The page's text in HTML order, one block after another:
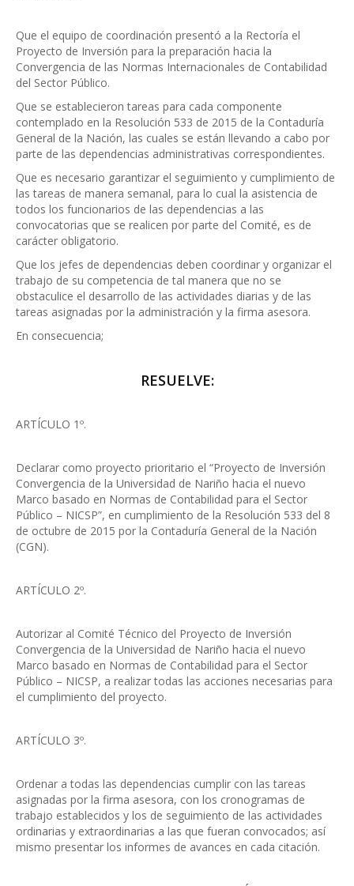
Que el equipo de coordinación presentó a la Rectoría el
Proyecto de Inversión para la preparación hacia la
Convergencia de las Normas Internacionales de Contabilidad
del Sector Público.
Que se establecieron tareas para cada componente
contemplado en la Resolución 533 de 2015 de la Contaduría
General de la Nación, las cuales se están llevando a cabo por
parte de las dependencias administrativas correspondientes.
Que es necesario garantizar el seguimiento y cumplimiento de
las tareas de manera semanal, para lo cual la asistencia de
todos los funcionarios de las dependencias a las
convocatorias que se realicen por parte del Comité, es de
carácter obligatorio.
Que los jefes de dependencias deben coordinar y organizar el
trabajo de su competencia de tal manera que no se
obstaculice el desarrollo de las actividades diarias y de las
tareas asignadas por la administración y la firma asesora.
En consecuencia;
RESUELVE:
ARTÍCULO 1º.
Declarar como proyecto prioritario el “Proyecto de Inversión
Convergencia de la Universidad de Nariño hacia el nuevo
Marco basado en Normas de Contabilidad para el Sector
Público – NICSP”, en cumplimiento de la Resolución 533 del 8
de octubre de 2015 por la Contaduría General de la Nación
(CGN).
ARTÍCULO 2º.
Autorizar al Comité Técnico del Proyecto de Inversión
Convergencia de la Universidad de Nariño hacia el nuevo
Marco basado en Normas de Contabilidad para el Sector
Público – NICSP, a realizar todas las acciones necesarias para
el cumplimiento del proyecto.
ARTÍCULO 3º.
Ordenar a todas las dependencias cumplir con las tareas
asignadas por la firma asesora, con los cronogramas de
trabajo establecidos y los de seguimiento de las actividades
ordinarias y extraordinarias a las que fueran convocados; así
mismo presentar los informes de avances en cada citación.